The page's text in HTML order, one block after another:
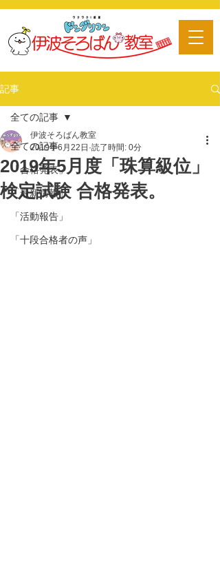
記事
全ての記事
「合格発表」
「最新情報」
「活動報告」
「十段合格者の声」
全ての記事
2019年5月度「珠算級位」
検定試験 合格発表。
伊波そろばん教室
2019年6月22日 読了時間: 0分